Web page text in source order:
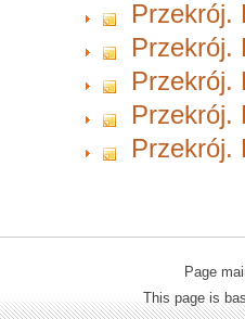
Przekrój.
Przekrój.
Przekrój.
Przekrój.
Przekrój.
Page
This page is